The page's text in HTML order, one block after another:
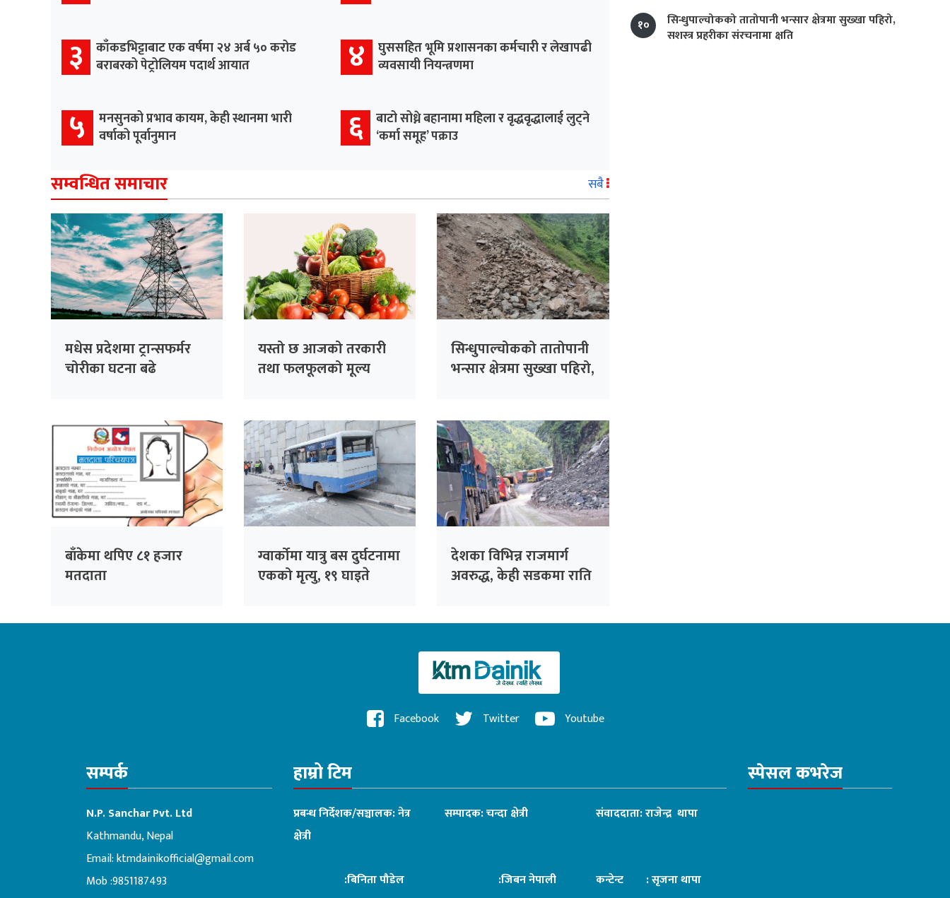
३
काँकडभिट्टाबाट एक वर्षमा २४ अर्ब ५० करोड
बराबरको पेट्रोलियम पदार्थ आयात
४
घुससहित भूमि प्रशासनका कर्मचारी र लेखापढी
व्यवसायी नियन्त्रणमा
५
मनसुनको प्रभाव कायम, केही स्थानमा भारी
वर्षाको पूर्वानुमान
६ बाटो सोध्ने बहानामा महिला र वृद्धवृद्धालाई लुट्ने
‘कर्मा समूह’ पक्राउ
सम्वन्धित समाचार सबै
मधेस प्रदेशमा ट्रान्सफर्मर
चोरीका घटना बढे
यस्तो छ आजको तरकारी
तथा फलफूलको मूल्य
सिन्धुपाल्चोकको तातोपानी
भन्सार क्षेत्रमा सुख्खा पहिरो,
बाँकेमा थपिए ८१ हजार
मतदाता
ग्वार्कोमा यात्रु बस दुर्घटनामा
एकको मृत्यु, १९ घाइते
देशका विभिन्न राजमार्ग
अवरुद्ध, केही सडकमा राति
१०
सिन्धुपाल्चोकको तातोपानी भन्सार क्षेत्रमा सुख्खा पहिरो,
सशस्त्र प्रहरीका संरचनामा क्षति
Facebook Twitter Youtube
सम्पर्क
N.P. Sanchar Pvt. Ltd
Kathmandu, Nepal
Email:ktmdainikofficial@gmail.com
Mob :9851187493
हाम्रो टिम
प्रबन्ध निर्देशक/सञ्चालक: नेत्र
क्षेत्री
सम्पादक: चन्दा क्षेत्री संवाददाता: राजेन्द्र थापा
:बिनिता पौडेल :जिबन नेपाली कन्टेन्ट : सृजना थापा
स्पेसल कभरेज